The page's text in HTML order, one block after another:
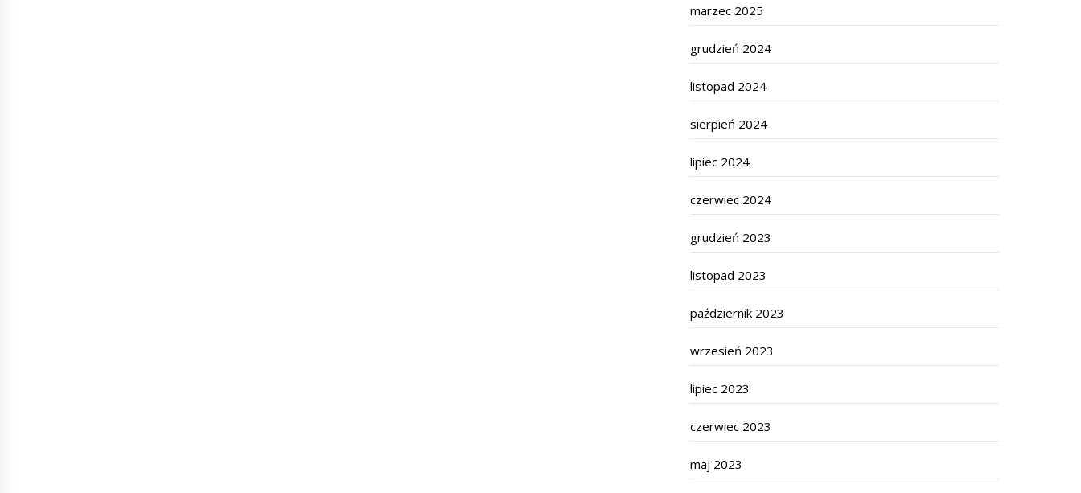
marzec 2025
grudzień 2024
listopad 2024
sierpień 2024
lipiec 2024
czerwiec 2024
grudzień 2023
listopad 2023
październik 2023
wrzesień 2023
lipiec 2023
czerwiec 2023
maj 2023